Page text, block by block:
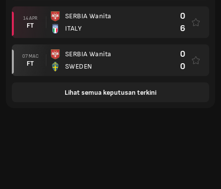
14 APR
FT
SERBIA Wanita
ITALY
0
6
07 MAC
FT
SERBIA Wanita
SWEDEN
0
0
Lihat semua keputusan terkini